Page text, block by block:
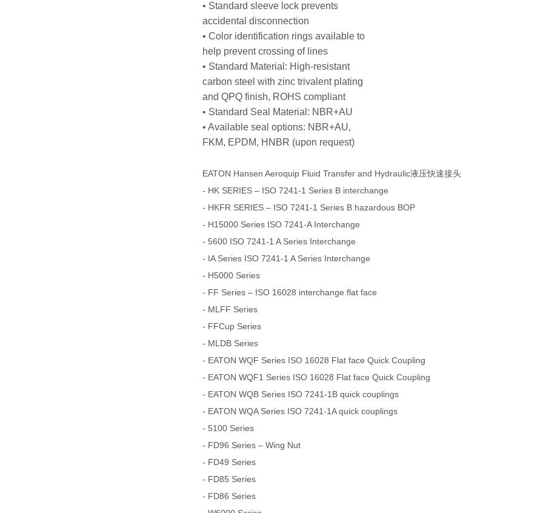
• Standard sleeve lock prevents
accidental disconnection
• Color identification rings available to
help prevent crossing of lines
• Standard Material: High-resistant
carbon steel with zinc trivalent plating
and QPQ finish, ROHS compliant
• Standard Seal Material: NBR+AU
• Available seal options: NBR+AU,
FKM, EPDM, HNBR (upon request)
EATON Hansen Aeroquip Fluid Transfer and Hydraulic液压快速接头
- HK SERIES – ISO 7241-1 Series B interchange
- HKFR SERIES – ISO 7241-1 Series B hazardous BOP
- H15000 Series ISO 7241-A Interchange
- 5600 ISO 7241-1 A Series Interchange
- IA Series ISO 7241-1 A Series Interchange
- H5000 Series
- FF Series – ISO 16028 interchange flat face
- MLFF Series
- FFCup Series
- MLDB Series
- EATON WQF Series ISO 16028 Flat face Quick Coupling
- EATON WQF1 Series ISO 16028 Flat face Quick Coupling
- EATON WQB Series ISO 7241-1B quick couplings
- EATON WQA Series ISO 7241-1A quick couplings
- 5100 Series
- FD96 Series – Wing Nut
- FD49 Series
- FD85 Series
- FD86 Series